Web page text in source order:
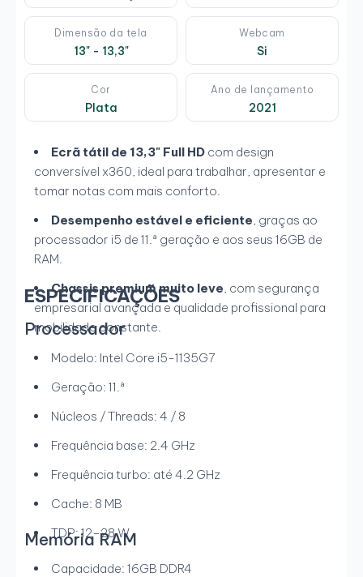
Dimensão da tela
13" - 13,3"
Webcam
Si
Cor
Plata
Ano de lançamento
2021
Ecrã tátil de 13,3" Full HD com design
conversível x360, ideal para trabalhar, apresentar e
tomar notas com mais conforto.
Desempenho estável e eficiente , graças ao
processador i5 de 11.ª geração e aos seus 16GB de
RAM.
Chassis premium muito leve , com segurança
empresarial avançada e qualidade profissional para
mobilidade constante.
ESPECIFICAÇÕES
Processador
Modelo: Intel Core i5-1135G7
Geração: 11.ª
Núcleos / Threads: 4 / 8
Frequência base: 2.4 GHz
Frequência turbo: até 4.2 GHz
Cache: 8 MB
TDP: 12–28 W
Memória RAM
Capacidade: 16GB DDR4